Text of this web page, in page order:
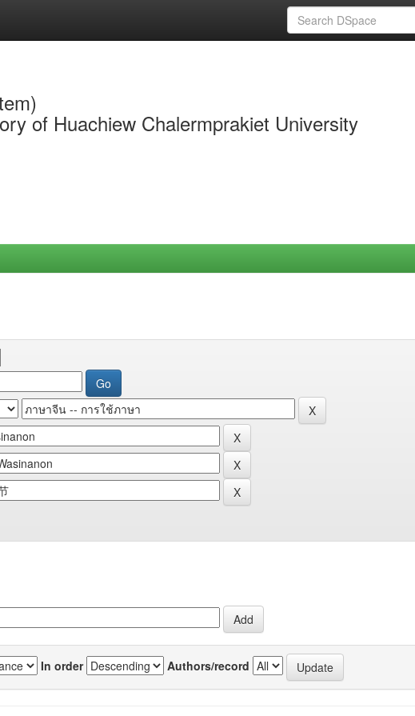
of Huachiew Chalermprakiet University
In order Authors/record